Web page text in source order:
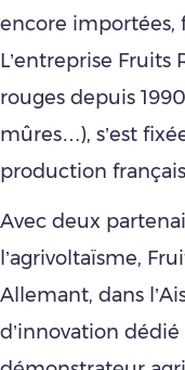
encore importées,
L’entreprise Fruits
rouges depuis
mûres…), s’est
production
Avec deux
l’agrivoltaïsme,
Allemant, dans
d’innovation